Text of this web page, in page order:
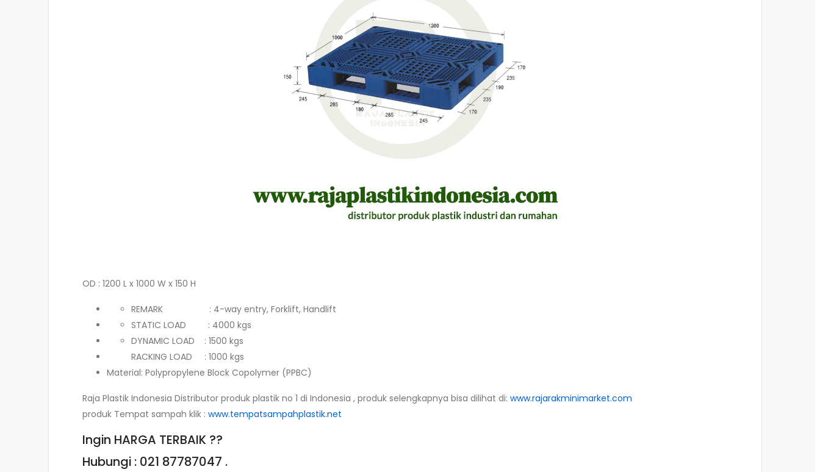
OD : 1200 L x 1000 W x 150 H
REMARK : 4-way entry, Forklift, Handlift
STATIC LOAD : 4000 kgs
DYNAMIC LOAD : 1500 kgs
RACKING LOAD : 1000 kgs
Material: Polypropylene Block Copolymer (PPBC)
Raja Plastik Indonesia Distributor produk plastik no 1 di Indonesia , produk selengkapnya bisa dilihat di: www.rajarakminimarket.com
produk Tempat sampah klik : www.tempatsampahplastik.net
Ingin HARGA TERBAIK ??
Hubungi : 021 87787047 .